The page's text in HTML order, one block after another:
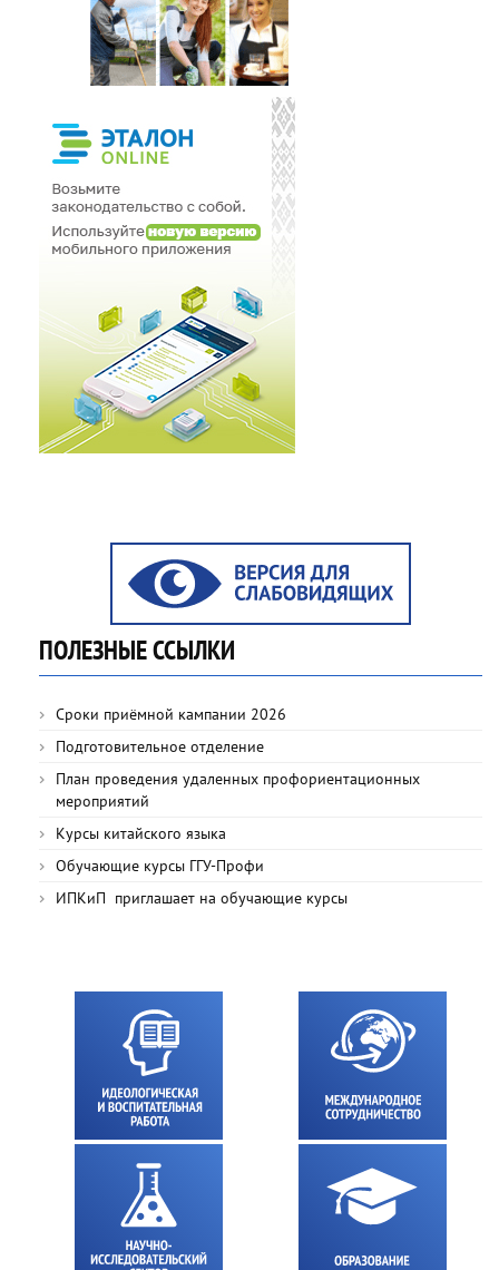
ПОЛЕЗНЫЕ ССЫЛКИ
Сроки приёмной кампании 2026
Подготовительное отделение
План проведения удаленных профориентационных
мероприятий
Курсы китайского языка
Обучающие курсы ГГУ-Профи
ИПКиП приглашает на обучающие курсы